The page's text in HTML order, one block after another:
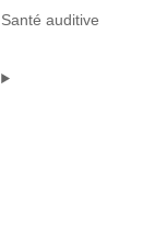
Santé auditive